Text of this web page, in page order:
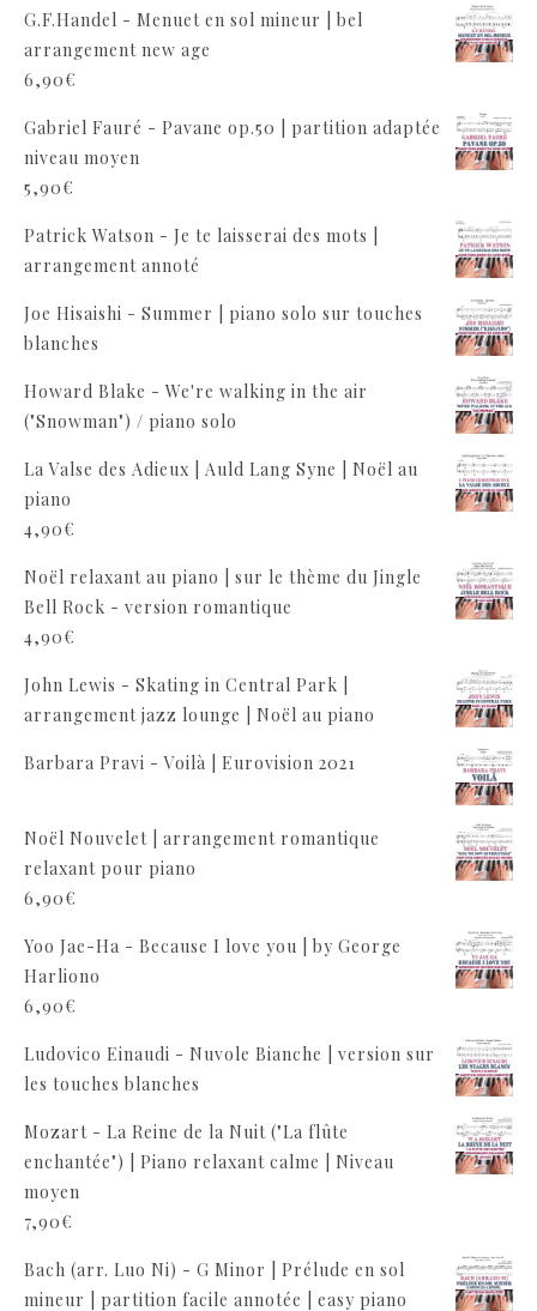
G.F.Handel - Menuet en sol mineur | bel
arrangement new age
6,90€
Gabriel Fauré - Pavane op.50 | partition adaptée
niveau moyen
5,90€
Patrick Watson - Je te laisserai des mots |
arrangement annoté
Joe Hisaishi - Summer | piano solo sur touches
blanches
Howard Blake - We're walking in the air
("Snowman") / piano solo
La Valse des Adieux | Auld Lang Syne | Noël au
piano
4,90€
Noël relaxant au piano | sur le thème du Jingle
Bell Rock - version romantique
4,90€
John Lewis - Skating in Central Park |
arrangement jazz lounge | Noël au piano
Barbara Pravi - Voilà | Eurovision 2021
Noël Nouvelet | arrangement romantique
relaxant pour piano
6,90€
Yoo Jae-Ha - Because I love you | by George
Harliono
6,90€
Ludovico Einaudi - Nuvole Bianche | version sur
les touches blanches
Mozart - La Reine de la Nuit ("La flûte
enchantée") | Piano relaxant calme | Niveau
moyen
7,90€
Bach (arr. Luo Ni) - G Minor | Prélude en sol
mineur | partition facile annotée | easy piano